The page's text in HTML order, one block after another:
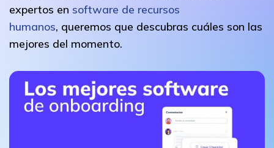
expertos en software de recursos
humanos, queremos que descubras cuáles son las
mejores del momento.